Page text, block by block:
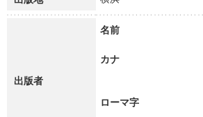
出版者
名前
カナ
ローマ字